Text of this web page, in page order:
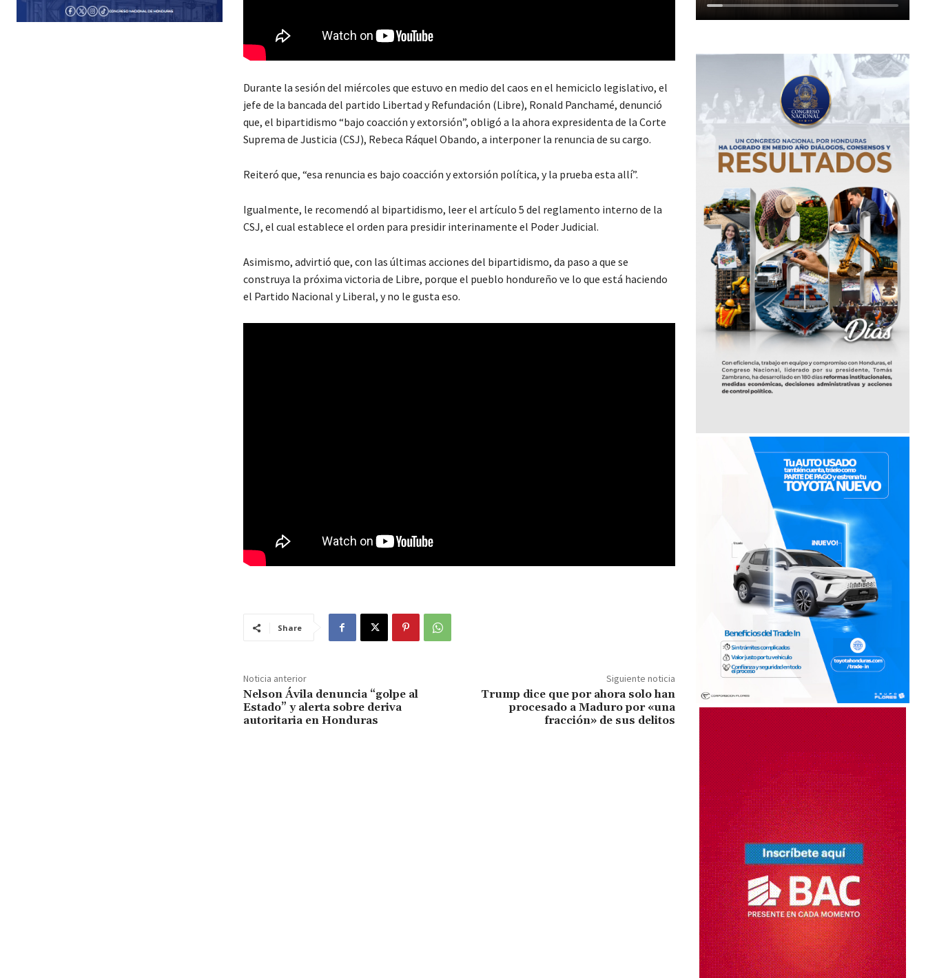
Durante la sesión del miércoles que estuvo en medio del caos en el hemiciclo legislativo, el
jefe de la bancada del partido Libertad y Refundación (Libre), Ronald Panchamé, denunció
que, el bipartidismo “bajo coacción y extorsión”, obligó a la ahora expresidenta de la Corte
Suprema de Justicia (CSJ), Rebeca Ráquel Obando, a interponer la renuncia de su cargo.
Reiteró que, “esa renuncia es bajo coacción y extorsión política, y la prueba esta allí”.
Igualmente, le recomendó al bipartidismo, leer el artículo 5 del reglamento interno de la
CSJ, el cual establece el orden para presidir interinamente el Poder Judicial.
Asimismo, advirtió que, con las últimas acciones del bipartidismo, da paso a que se
construya la próxima victoria de Libre, porque el pueblo hondureño ve lo que está haciendo
el Partido Nacional y Liberal, y no le gusta eso.
Share
Noticia anterior
Nelson Ávila denuncia “golpe al
Estado” y alerta sobre deriva
autoritaria en Honduras
Siguiente noticia
Trump dice que por ahora solo han
procesado a Maduro por «una
fracción» de sus delitos